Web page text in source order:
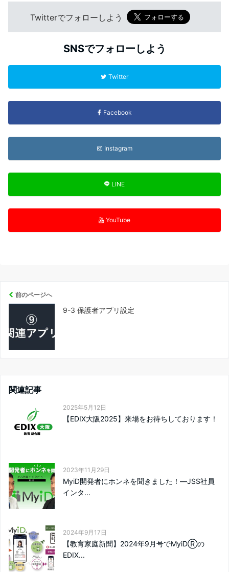
Twitterでフォローしよう
SNSでフォローしよう
Twitter
Facebook
Instagram
LINE
YouTube
前のページへ
9-3 保護者アプリ設定
関連記事
2025年5月12日
【EDIX大阪2025】来場をお待ちしております！
2023年11月29日
MyiD開発者にホンネを聞きました！―JSS社員
インタ...
2024年9月17日
【教育家庭新聞】2024年9月号でMyiDⓇの
EDIX...